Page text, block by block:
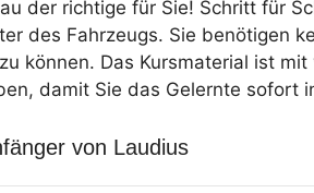
der richtige für Sie! Schritt für
des Fahrzeugs. Sie benötigen
können. Das Kursmaterial ist
damit Sie das Gelernte sofort
von Laudius